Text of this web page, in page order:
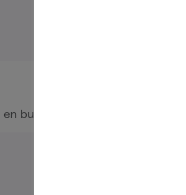
buffert redo. Ta ut pengar